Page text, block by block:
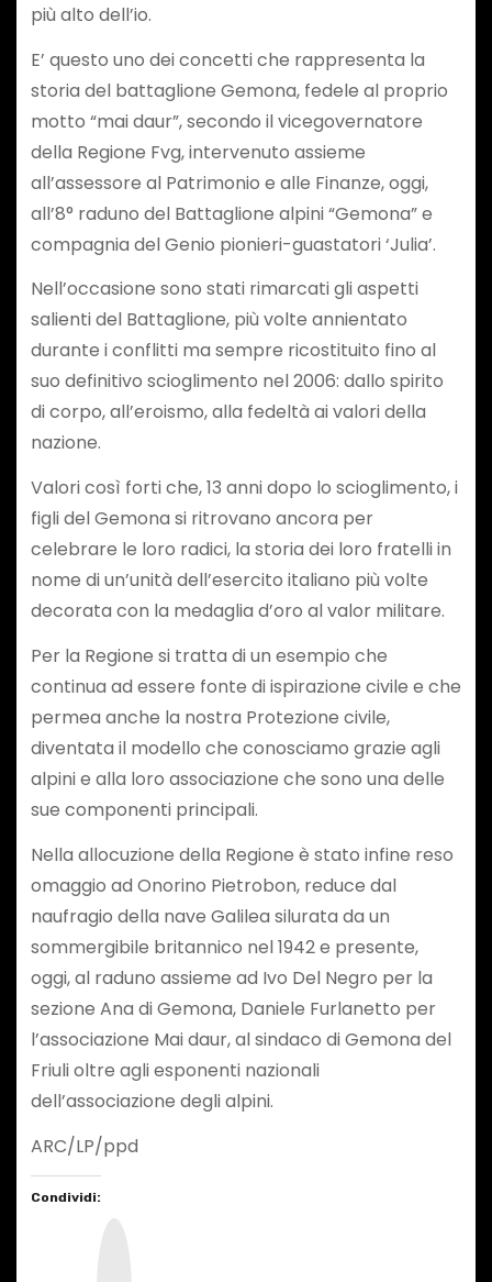
più alto dell’io.
E’ questo uno dei concetti che rappresenta la
storia del battaglione Gemona, fedele al proprio
motto “mai daur”, secondo il vicegovernatore
della Regione Fvg, intervenuto assieme
all’assessore al Patrimonio e alle Finanze, oggi,
all’8° raduno del Battaglione alpini “Gemona” e
compagnia del Genio pionieri-guastatori ‘Julia’.
Nell’occasione sono stati rimarcati gli aspetti
salienti del Battaglione, più volte annientato
durante i conflitti ma sempre ricostituito fino al
suo definitivo scioglimento nel 2006: dallo spirito
di corpo, all’eroismo, alla fedeltà ai valori della
nazione.
Valori così forti che, 13 anni dopo lo scioglimento, i
figli del Gemona si ritrovano ancora per
celebrare le loro radici, la storia dei loro fratelli in
nome di un’unità dell’esercito italiano più volte
decorata con la medaglia d’oro al valor militare.
Per la Regione si tratta di un esempio che
continua ad essere fonte di ispirazione civile e che
permea anche la nostra Protezione civile,
diventata il modello che conosciamo grazie agli
alpini e alla loro associazione che sono una delle
sue componenti principali.
Nella allocuzione della Regione è stato infine reso
omaggio ad Onorino Pietrobon, reduce dal
naufragio della nave Galilea silurata da un
sommergibile britannico nel 1942 e presente,
oggi, al raduno assieme ad Ivo Del Negro per la
sezione Ana di Gemona, Daniele Furlanetto per
l’associazione Mai daur, al sindaco di Gemona del
Friuli oltre agli esponenti nazionali
dell’associazione degli alpini.
ARC/LP/ppd
Condividi: